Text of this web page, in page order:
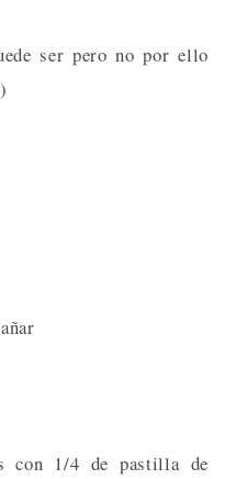
ser pero no por ello
con 1/4 de pastilla de